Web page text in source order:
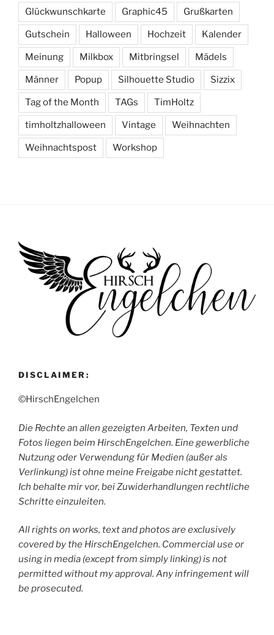
Glückwunschkarte Graphic45 Grußkarten
Gutschein Halloween Hochzeit Kalender
Meinung Milkbox Mitbringsel Mädels
Männer Popup Silhouette Studio Sizzix
Tag of the Month TAGs TimHoltz
timholtzhalloween Vintage Weihnachten
Weihnachtspost Workshop
DISCLAIMER:
©HirschEngelchen
Die Rechte an allen gezeigten Arbeiten, Texten und
Fotos liegen beim HirschEngelchen. Eine gewerbliche
Nutzung oder Verwendung für Medien (außer als
Verlinkung) ist ohne meine Freigabe nicht gestattet.
Ich behalte mir vor, bei Zuwiderhandlungen rechtliche
Schritte einzuleiten.
All rights on works, text and photos are exclusively
covered by the HirschEngelchen. Commercial use or
using in media (except from simply linking) is not
permitted without my approval. Any infringement will
be prosecuted.